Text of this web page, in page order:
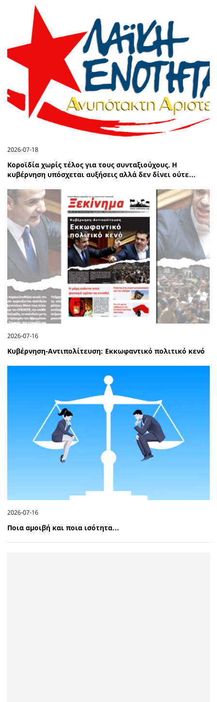
2026-07-18
Κοροϊδία χωρίς τέλος για τους συνταξιούχους. Η
κυβέρνηση υπόσχεται αυξήσεις αλλά δεν δίνει ούτε…
2026-07-16
Κυβέρνηση-Αντιπολίτευση: Εκκωφαντικό πολιτικό κενό
2026-07-16
Ποια αμοιβή και ποια ισότητα…